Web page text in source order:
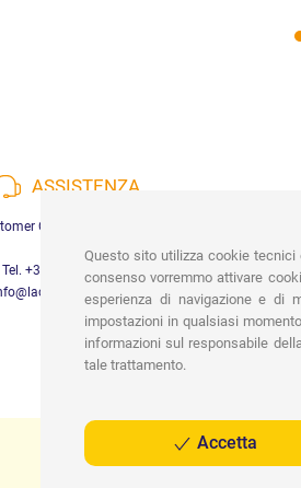
ASSISTENZA
Care a disposizione
Tel. +39 3452280233
Questo sito utilizza cookie tecnici
consenso vorremmo attivare
esperienza di navigazione e di
impostazioni in qualsiasi
informazioni sul responsabile
tale trattamento.
Accetta